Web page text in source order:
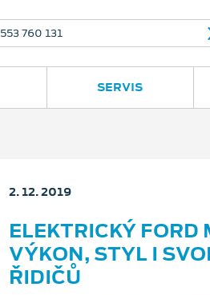
553 760 131
SERVIS
2. 12. 2019
ELEKTRICKÝ
VÝKON, STYL I
ŘIDIČŮ